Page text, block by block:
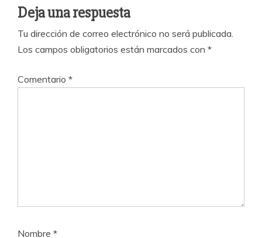
Deja una respuesta
Tu dirección de correo electrónico no será publicada.
Los campos obligatorios están marcados con *
Comentario *
Nombre *